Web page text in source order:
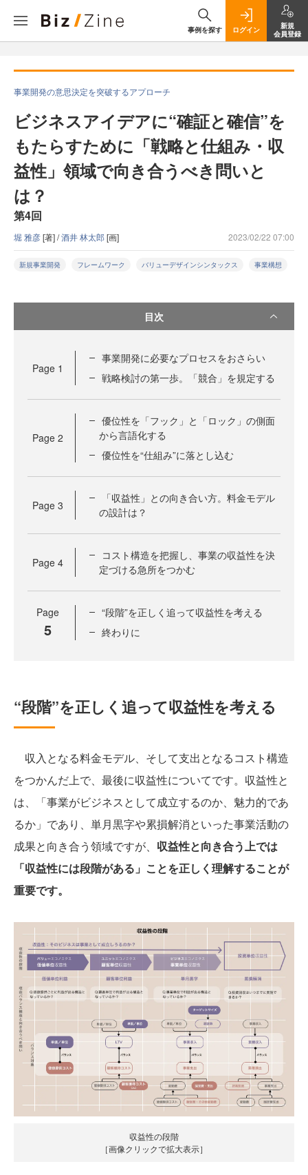
事例を探す ログイン
新規
会員登録
事業開発の意思決定を突破するアプローチ
ビジネスアイデアに“確証と確信”を
もたらすために「戦略と仕組み・収
益性」領域で向き合うべき問いと
は？
第4回
堀 雅彦[著] /酒井 林太郎[画] 2023/02/22 07:00
新規事業開発 フレームワーク バリューデザインシンタックス 事業構想
目次
Page 1
事業開発に必要なプロセスをおさらい
戦略検討の第一歩。「競合」を規定する
Page 2
優位性を「フック」と「ロック」の側面
から言語化する
優位性を“仕組み”に落とし込む
Page 3
「収益性」との向き合い方。料金モデル
の設計は？
Page 4
コスト構造を把握し、事業の収益性を決
定づける急所をつかむ
Page
5
“段階”を正しく追って収益性を考える
終わりに
“段階”を正しく追って収益性を考える
収入となる料金モデル、そして支出となるコスト構造
をつかんだ上で、最後に収益性についてです。収益性と
は、「事業がビジネスとして成立するのか、魅力的であ
るか」であり、単月黒字や累損解消といった事業活動の
成果と向き合う領域ですが、 収益性と向き合う上では
「収益性には段階がある」ことを正しく理解することが
重要です。
収益性の段階
［画像クリックで拡大表示］